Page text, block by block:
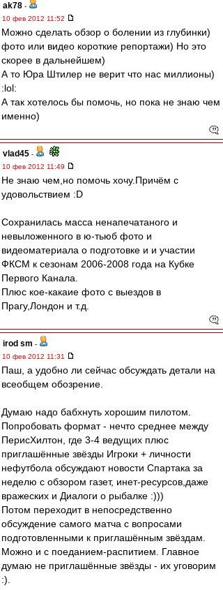
ak78 -
10 фев 2012 11:52
Можно сделать обзор о болении из глубинки)
фото или видео короткие репортажи) Но это
скорее в дальнейшем)
А то Юра Штилер не верит что нас миллионы)
:lol:
А так хотелось бы помочь, но пока не знаю чем
именно)
vlad45 -
10 фев 2012 11:49
Не знаю чем,но помочь хочу.Причём с
удовольствием :D
Сохранилась масса ненапечатаного и
невыложенного в ю-тьюб фото и
видеоматериала о подготовке и и участии
ФКСМ к сезонам 2006-2008 года на Кубке
Первого Канала.
Плюс кое-какаие фото с выездов в
Прагу,Лондон и т.д.
irod sm -
10 фев 2012 11:31
Паш, а удобно ли сейчас обсуждать детали на
всеобщем обозрение.
Думаю надо бабхнуть хорошим пилотом.
Попробовать формат - нечто среднее между
ПерисХилтон, где 3-4 ведущих плюс
приглашённые звёзды Игроки + личности
нефутбола обсуждают новости Спартака за
неделю с обзором газет, инет-ресурсов,даже
вражеских и Диалоги о рыбалке :)))
Потом переходит в непосредственно
обсуждение самого матча с вопросами
подготовленными к приглашённым звёздам.
Можно и с поеданием-распитием. Главное
думаю не приглашённые звёзды - их уговорим
:).